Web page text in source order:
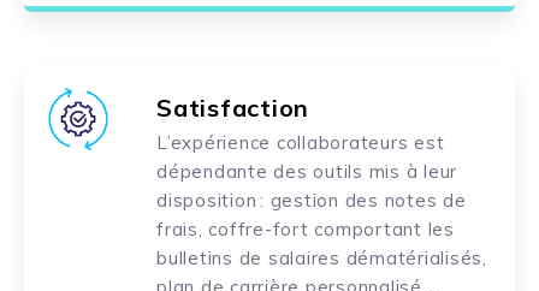
Satisfaction
L’expérience collaborateurs est
dépendante des outils mis à leur
disposition : gestion des notes de
frais, coffre-fort comportant les
bulletins de salaires dématérialisés,